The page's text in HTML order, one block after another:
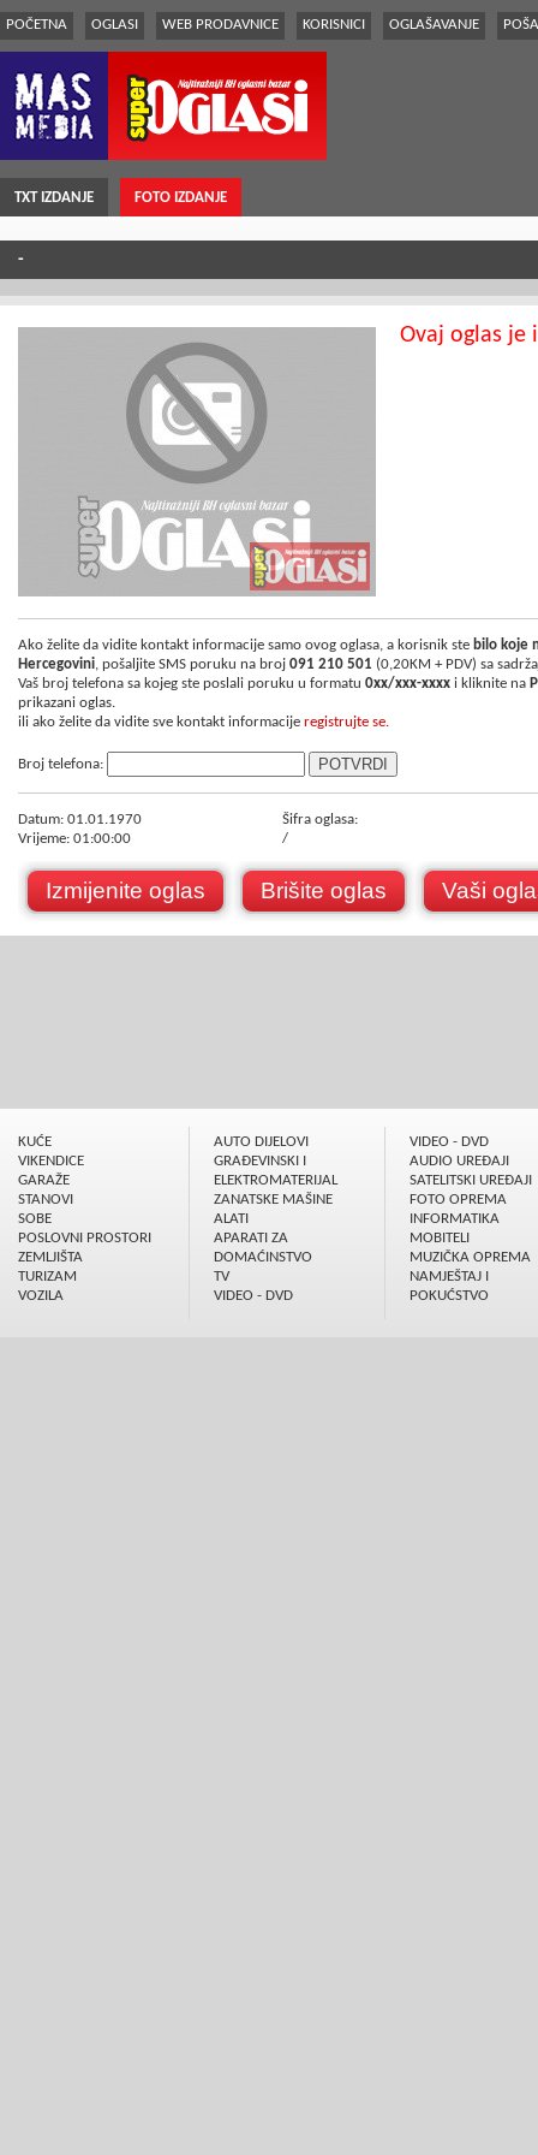
POČETNA OGLASI WEB PRODAVNICE KORISNICI OGLAŠAVANJE
TXT IZDANJE FOTO IZDANJE
-
Ovaj oglas je
Ako želite da vidite kontakt informacije samo ovog oglasa, a korisnik ste bilo koje
Hercegovini, pošaljite SMS poruku na broj 091 210 501 (0,20KM + PDV) sa
Vaš broj telefona sa kojeg ste poslali poruku u formatu 0xx/xxx-xxxx i kliknite na
prikazani oglas.
ili ako želite da vidite sve kontakt informacije registrujte se.
Broj telefona:
Datum: 01.01.1970
Vrijeme: 01:00:00
Šifra oglasa:
/
Izmijenite oglas Brišite oglas Vaši
KUĆE
VIKENDICE
GARAŽE
STANOVI
SOBE
POSLOVNI PROSTORI
ZEMLJIŠTA
TURIZAM
VOZILA
AUTO DIJELOVI
GRAÐEVINSKI I
ELEKTROMATERIJAL
ZANATSKE MAŠINE
ALATI
APARATI ZA
DOMAĆINSTVO
TV
VIDEO - DVD
VIDEO - DVD
AUDIO UREÐAJI
SATELITSKI UREÐAJI
FOTO OPREMA
INFORMATIKA
MOBITELI
MUZIČKA OPREMA
NAMJEŠTAJ I
POKUĆSTVO